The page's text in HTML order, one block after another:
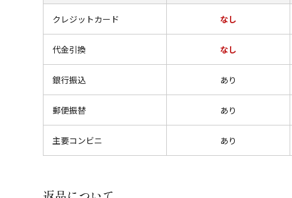
クレジットカード なし
代金引換 なし
銀行振込 あり
郵便振替 あり
主要コンビニ あり